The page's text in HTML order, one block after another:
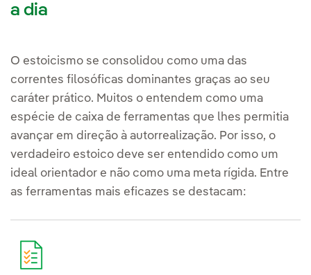
a dia
O estoicismo se consolidou como uma das
correntes filosóficas dominantes graças ao seu
caráter prático. Muitos o entendem como uma
espécie de caixa de ferramentas que lhes permitia
avançar em direção à autorrealização. Por isso, o
verdadeiro estoico deve ser entendido como um
ideal orientador e não como uma meta rígida. Entre
as ferramentas mais eficazes se destacam: